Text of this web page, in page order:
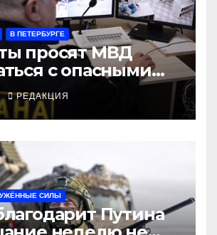
В ПЕТЕРБУРГЕ
просят МВД
с опасными
РЕДАКЦИЯ
СИЛЫ
Путина